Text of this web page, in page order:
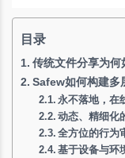
目录
传统文件分享为何
Safew如何构建多
永不落地，在
动态、精细化
全方位的行为
基于设备与环